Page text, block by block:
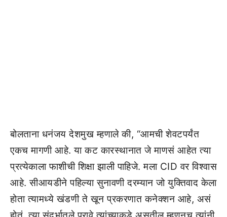
बोलताना धनंजय देशमुख म्हणाले की, “आमची शेवटपर्यंत
एकच मागणी आहे. या कट कारस्थानात जे माणसं आहेत त्या
प्रत्येकाला फाशीची शिक्षा झाली पाहिजे. मला CID वर विश्वास
आहे. सीआयडीने पहिल्या सुनावणी दरम्यान जो युक्तिवाद केला
होता त्यामध्ये खंडणी ते खून प्रकरणात कनेक्शन आहे, असं